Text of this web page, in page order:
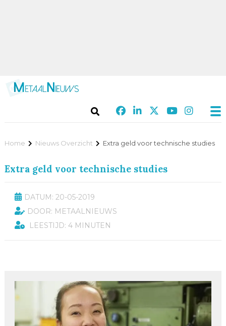
Home Nieuws Overzicht Extra geld voor technische studies
Extra geld voor technische studies
DATUM: 20-05-2019
DOOR: METAALNIEUWS
LEESTIJD: 4 MINUTEN